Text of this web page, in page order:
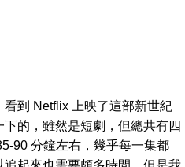
到 Netflix 上映了這部新世紀
的，雖然是短劇，但總共有四
90 分鐘左右，幾乎每一集都